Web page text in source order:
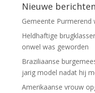
Nieuwe berichten
Gemeente
Heldhaftige
onwel was geworden
Braziliaanse
jarig model nadat hij
Amerikaanse vrouw